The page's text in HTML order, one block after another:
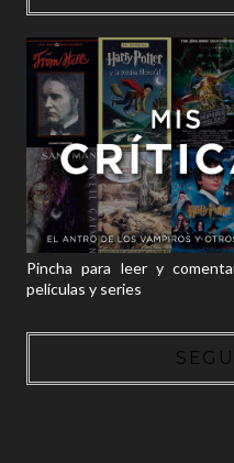
Pincha para leer y
películas y series